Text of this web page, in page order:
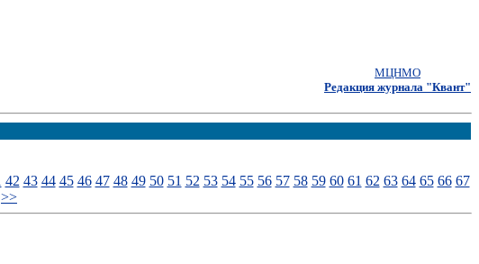
МЦНМО
Редакция журнала "Квант"
42 43 44 45 46 47 48 49 50 51 52 53 54 55 56 57 58 59 60 61 62 63 64 65 66 67
>>